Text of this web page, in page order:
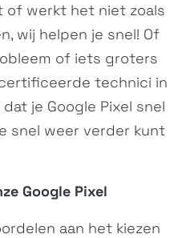
U23 Pro
2QC9200, 2QC9100,...
of werkt het niet zoals
wij helpen je snel! Of
of iets groters
technici in
je Google Pixel snel
snel weer verder kunt
Google Pixel
aan het kiezen